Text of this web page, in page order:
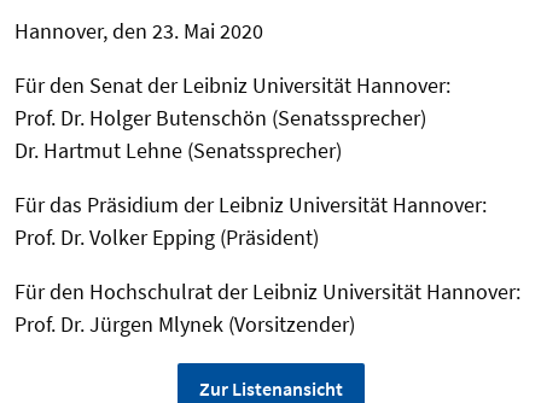
Hannover, den 23. Mai 2020
Für den Senat der Leibniz Universität Hannover:
Prof. Dr. Holger Butenschön (Senatssprecher)
Dr. Hartmut Lehne (Senatssprecher)
Für das Präsidium der Leibniz Universität Hannover:
Prof. Dr. Volker Epping (Präsident)
Für den Hochschulrat der Leibniz Universität Hannover:
Prof. Dr. Jürgen Mlynek (Vorsitzender)
Zur Listenansicht